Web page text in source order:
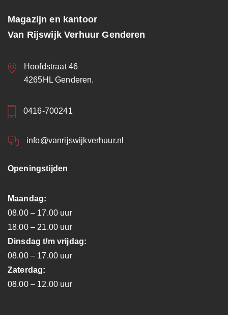
Magazijn en kantoor
Van Rijswijk Verhuur Genderen
Hoofdstraat 46
4265HL Genderen.
0416-700241
info@vanrijswijkverhuur.nl
Openingstijden
Maandag:
08.00 – 17.00 uur
18.00 – 21.00 uur
Dinsdag t/m vrijdag:
08.00 – 17.00 uur
Zaterdag:
08.00 – 12.00 uur